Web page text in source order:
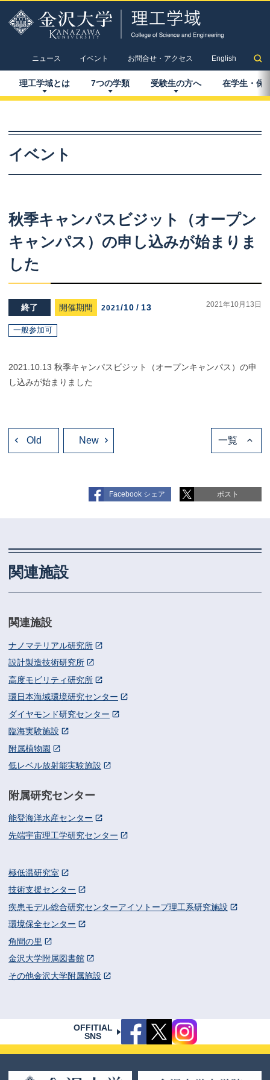
ニュース イベント お問合せ・アクセス English
理工学域とは 7つの学類 受験生の方へ 在学生 ・ 保
イベント
秋季キャンパスビジット
（オープン
キャンパス） の申し込みが始まりま
した
終了 開催期間 2021/10 / 13 2021年10月13日
一般参加可
2021.10.13 秋季キャンパスビジット（オープンキャンパス）の申
し込みが始まりました
投
Old New 一覧
Facebook シェア ポスト
関連施設
関連施設
ナノマテリアル研究所
設計製造技術研究所
高度モビリティ研究所
環日本海域環境研究センター
ダイヤモンド研究センター
臨海実験施設
附属植物園
低レベル放射能実験施設
附属研究センター
能登海洋水産センター
先端宇宙理工学研究センター
極低温研究室
技術支援センター
疾患モデル総合研究センターアイソトープ理工系研究施設
環境保全センター
角間の里
金沢大学附属図書館
その他金沢大学附属施設
OFFITIAL
SNS